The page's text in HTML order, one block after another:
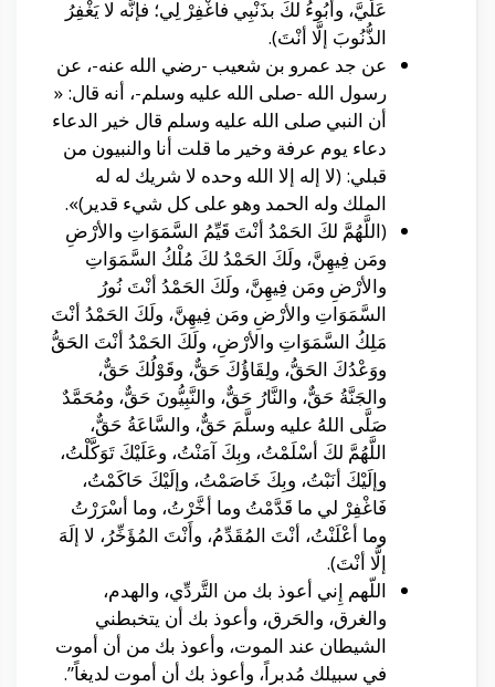
عَلَيَّ، وأَبُوءُ لكَ بذَنْبِي فاغْفِرْ لِي؛ فإنَّه لا يَغْفِرُ
الذُّنُوبَ إلَّا أنْتَ).
عن جد عمرو بن شعيب -رضي الله عنه-، عن
رسول الله -صلى الله عليه وسلم-، أنه قال: «
أن النبي صلى الله عليه وسلم قال خير الدعاء
دعاء يوم عرفة وخير ما قلت أنا والنبيون من
قبلي: (لا إله إلا الله وحده لا شريك له له
الملك وله الحمد وهو على كل شيء قدير)».
(اللَّهُمَّ لكَ الحَمْدُ أنْتَ قَيِّمُ السَّمَوَاتِ والأرْضِ
ومَن فِيهِنَّ، ولَكَ الحَمْدُ لكَ مُلْكُ السَّمَوَاتِ
والأرْضِ ومَن فِيهِنَّ، ولَكَ الحَمْدُ أنْتَ نُورُ
السَّمَوَاتِ والأرْضِ ومَن فِيهِنَّ، ولَكَ الحَمْدُ أنْتَ
مَلِكُ السَّمَوَاتِ والأرْضِ، ولَكَ الحَمْدُ أنْتَ الحَقُّ
ووَعْدُكَ الحَقُّ، ولِقَاؤُكَ حَقٌّ، وقَوْلُكَ حَقٌّ،
والجَنَّةُ حَقٌّ، والنَّارُ حَقٌّ، والنَّبِيُّونَ حَقٌّ، ومُحَمَّدٌ
صَلَّى اللهُ عليه وسلَّمَ حَقٌّ، والسَّاعَةُ حَقٌّ،
اللَّهُمَّ لكَ أسْلَمْتُ، وبِكَ آمَنْتُ، وعَلَيْكَ تَوَكَّلْتُ،
وإلَيْكَ أنَبْتُ، وبِكَ خَاصَمْتُ، وإلَيْكَ حَاكَمْتُ،
فَاغْفِرْ لي ما قَدَّمْتُ وما أخَّرْتُ، وما أسْرَرْتُ
وما أعْلَنْتُ، أنْتَ المُقَدِّمُ، وأَنْتَ المُؤَخِّرُ، لا إلَهَ
إلَّا أنْتَ).
اللّهم إِني أعوذ بك من التَّردِّي، والهدم،
والغرق، والحَرق، وأعوذ بك أن يتخبطني
الشيطان عند الموت، وأعوذ بك من أن أموت
في سبيلك مُدبراً، وأعوذ بك أن أموت لديغاً”.